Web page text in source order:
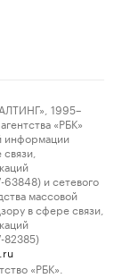
1995–
«РБК»
информации
и сетевого
массовой
в сфере связи,
82385)
«РБК».